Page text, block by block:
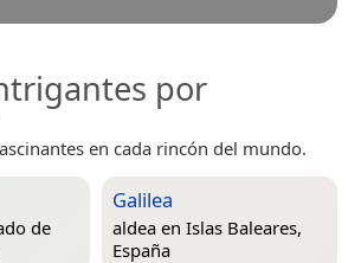
por
en cada rincón del mundo.
de
Galilea
aldea en Islas Baleares,
España